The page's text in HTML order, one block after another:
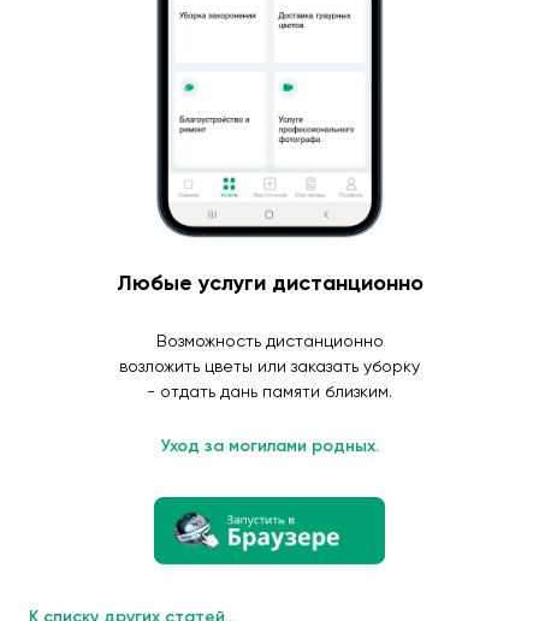
Любые услуги дистанционно
Возможность дистанционно
возложить цветы или заказать уборку
- отдать дань памяти близким.
Уход за могилами родных.
К списку других статей...